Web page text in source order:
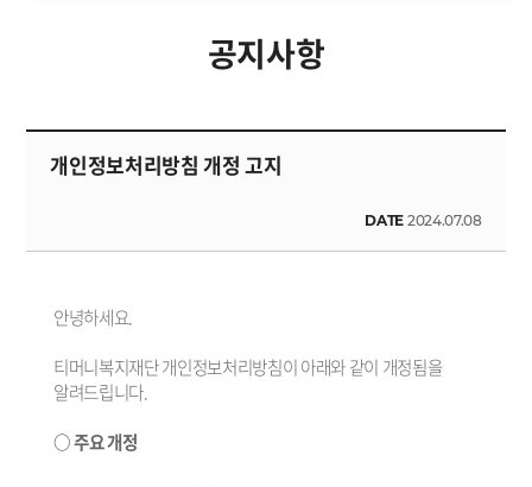
공지사항
개인정보처리방침 개정 고지
DATE 2024.07.08
안녕하세요.
티머니복지재단 개인정보처리방침이 아래와 같이 개정됨을
알려드립니다.
○ 주요 개정